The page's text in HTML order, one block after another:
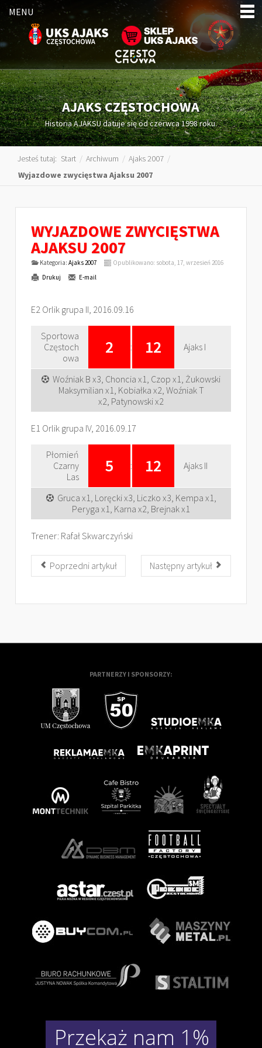
MENU
AJAKS CZĘSTOCHOWA
Historia AJAKSU datuje się od czerwca 1998 roku.
Jesteś tutaj: Start / Archiwum / Ajaks 2007 /
Wyjazdowe zwycięstwa Ajaksu 2007
WYJAZDOWE ZWYCIĘSTWA
AJAKSU 2007
Kategoria: Ajaks 2007
Opublikowano: sobota, 17, wrzesień 2016
Drukuj
E-mail
E2 Orlik grupa II, 2016.09.16
Sportowa
Częstoch
owa
2 : 12 Ajaks I
Woźniak B x3, Choncia x1, Czop x1, Żukowski
Maksymilian x1, Kobiałka x2, Woźniak T
x2, Patynowski x2
E1 Orlik grupa IV, 2016.09.17
Płomień
Czarny
Las
5 : 12 Ajaks II
Gruca x1, Loręcki x3, Liczko x3, Kempa x1,
Peryga x1, Karna x2, Brejnak x1
Trener: Rafał Skwarczyński
Poprzedni artykuł Następny artykuł
PARTNERZY I SPONSORZY: